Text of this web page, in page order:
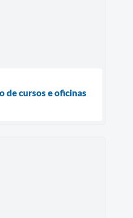
de cursos e oficinas